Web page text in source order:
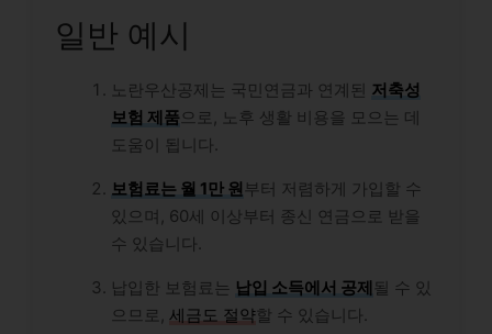
일반 예시
노란우산공제는 국민연금과 연계된 저축성
보험 제품으로, 노후 생활 비용을 모으는 데
도움이 됩니다.
보험료는 월 1만 원 부터 저렴하게 가입할 수
있으며, 60세 이상부터 종신 연금으로 받을
수 있습니다.
납입한 보험료는 납입 소득에서 공제 될 수 있
으므로, 세금도 절약할 수 있습니다.